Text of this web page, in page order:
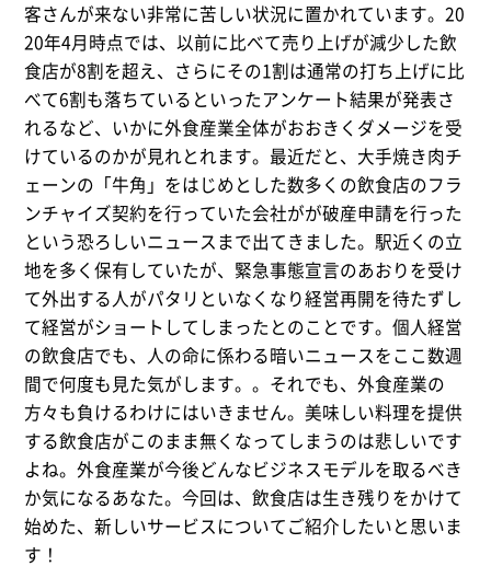
客さんが来ない非常に苦しい状況に置かれています。20
20年4月時点では、以前に比べて売り上げが減少した飲
食店が8割を超え、さらにその1割は通常の打ち上げに比
べて6割も落ちているといったアンケート結果が発表さ
れるなど、いかに外食産業全体がおおきくダメージを受
けているのかが見れとれます。最近だと、大手焼き肉チ
ェーンの「牛角」をはじめとした数多くの飲食店のフラ
ンチャイズ契約を行っていた会社がが破産申請を行った
という恐ろしいニュースまで出てきました。駅近くの立
地を多く保有していたが、緊急事態宣言のあおりを受け
て外出する人がパタリといなくなり経営再開を待たずし
て経営がショートしてしまったとのことです。個人経営
の飲食店でも、人の命に係わる暗いニュースをここ数週
間で何度も見た気がします。。それでも、外食産業の
方々も負けるわけにはいきません。美味しい料理を提供
する飲食店がこのまま無くなってしまうのは悲しいです
よね。外食産業が今後どんなビジネスモデルを取るべき
か気になるあなた。今回は、飲食店は生き残りをかけて
始めた、新しいサービスについてご紹介したいと思いま
す！